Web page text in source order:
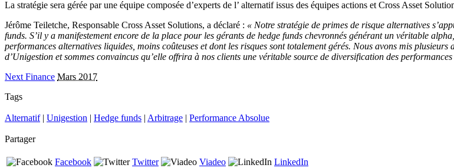
La stratégie sera gérée par une équipe composée d’experts de l’ alternatif issus des équipes actions et Cross Asset
Jérôme Teiletche, Responsable Cross Asset Solutions, a déclaré : « Notre stratégie de primes de risque alternatives
funds. S’il y a manifestement encore de la place pour les gérants de hedge funds chevronnés générant un véritable
performances alternatives liquides, moins coûteuses et dont les risques sont totalement gérés. Nous avons mis
d’Unigestion et sommes convaincus qu’elle offrira à nos clients une véritable source de diversification des
Next Finance Mars 2017
Tags
Alternatif| Unigestion | Hedge funds | Arbitrage | Performance Absolue
Partager
Facebook Twitter Viadeo LinkedIn